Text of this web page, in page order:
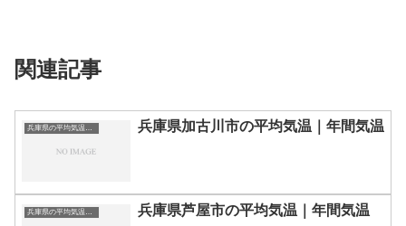
関連記事
兵庫県の平均気温まとめ 兵庫県加古川市の平均気温｜年間気温
兵庫県の平均気温まとめ 兵庫県芦屋市の平均気温｜年間気温